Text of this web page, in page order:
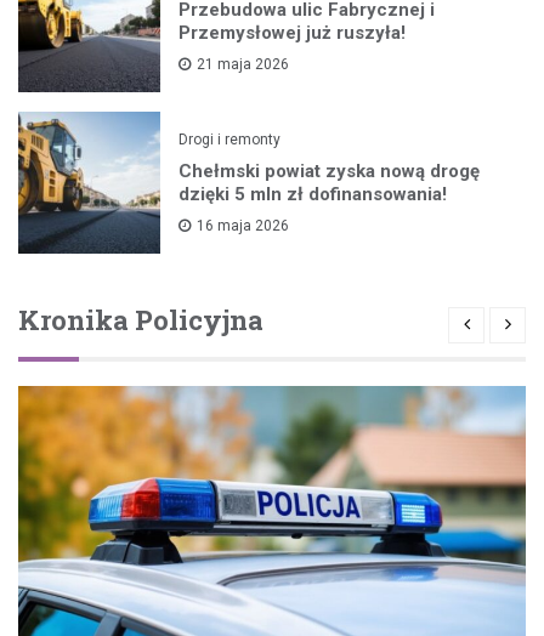
Przebudowa ulic Fabrycznej i
Przemysłowej już ruszyła!
21 maja 2026
Drogi i remonty
Chełmski powiat zyska nową drogę
dzięki 5 mln zł dofinansowania!
16 maja 2026
Kronika Policyjna